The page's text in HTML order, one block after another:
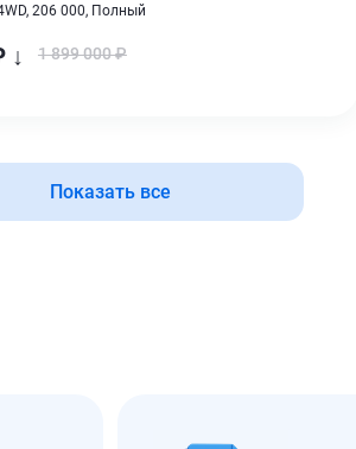
206 000, Полный
↓ 1 899 000 ₽
Показать все